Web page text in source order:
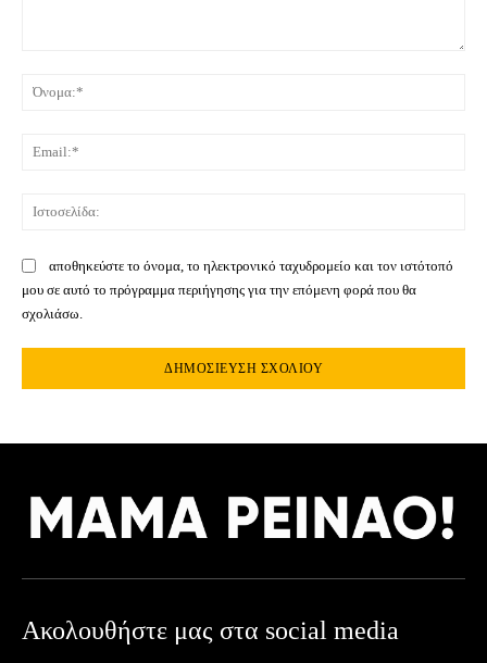
αποθηκεύστε το όνομα, το ηλεκτρονικό ταχυδρομείο και τον ιστότοπό
μου σε αυτό το πρόγραμμα περιήγησης για την επόμενη φορά που θα
σχολιάσω.
Ακολουθήστε μας στα social media